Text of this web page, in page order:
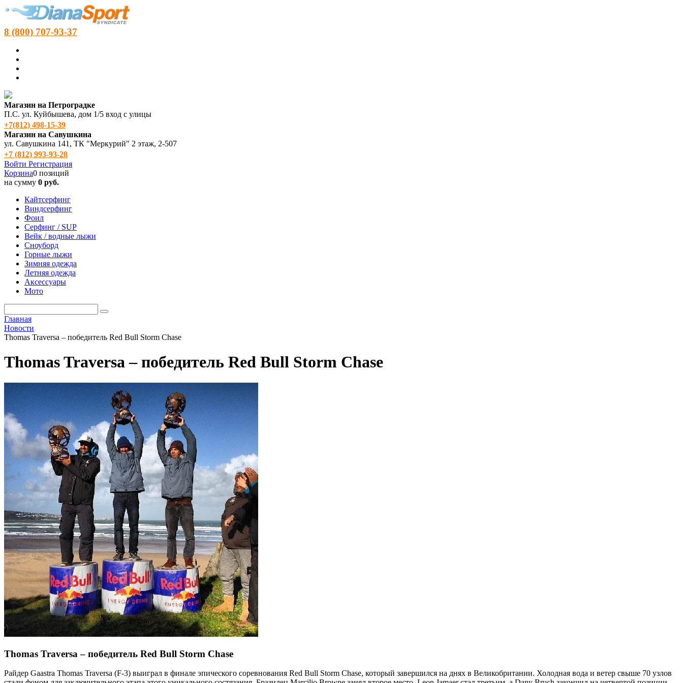
8 (800) 707-93-37
Магазин на Петроградке
П.С. ул. Куйбышева, дом 1/5 вход с улицы
+7(812) 498‑15-39
Магазин на Савушкина
ул. Савушкина 141, ТК "Меркурий" 2 этаж, 2-507
+7 (812) 993-93-28
Войти Регистрация
Корзина0 позиций
на сумму 0 руб.
Кайтсерфинг
Виндсерфинг
Фоил
Серфинг / SUP
Вейк / водные лыжи
Сноуборд
Горные лыжи
Зимняя одежда
Летняя одежда
Аксессуары
Мото
Главная
Новости
Thomas Traversa – победитель Red Bull Storm Chase
Thomas Traversa – победитель Red Bull Storm Chase
Thomas Traversa – победитель Red Bull Storm Chase
Райдер Gaastra Thomas Traversa (F-3) выиграл в финале эпического соревнования Red Bull Storm Chase, который завершился на днях в Великобритании. Холодная вода и ветер свыше 70 узлов